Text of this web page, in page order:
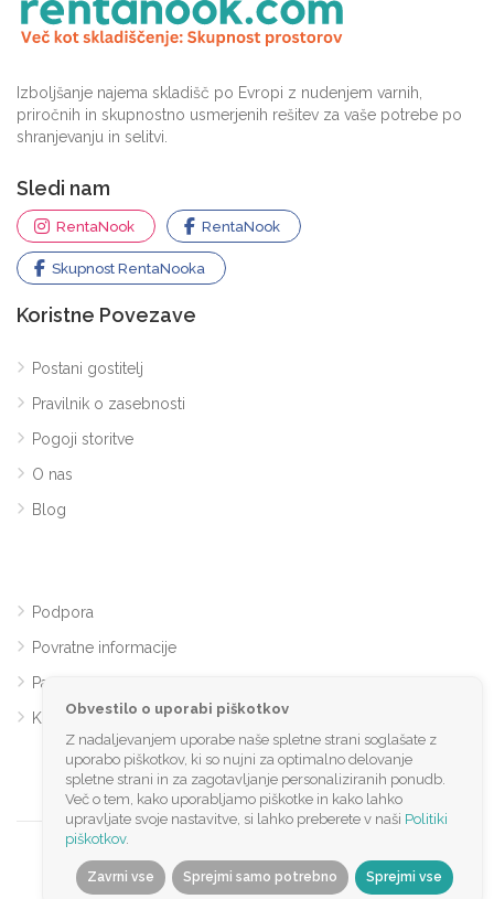
Izboljšanje najema skladišč po Evropi z nudenjem varnih,
priročnih in skupnostno usmerjenih rešitev za vaše potrebe po
shranjevanju in selitvi.
Sledi nam
RentaNook RentaNook
Skupnost RentaNooka
Koristne Povezave
Postani gostitelj
Pravilnik o zasebnosti
Pogoji storitve
O nas
Blog
Podpora
Povratne informacije
Partnersko sodelovanje
Kontakt
©️2024 Rentanook.com. Vse pravice pridržane
Obvestilo o uporabi piškotkov
Z nadaljevanjem uporabe naše spletne strani soglašate z
uporabo piškotkov, ki so nujni za optimalno delovanje
spletne strani in za zagotavljanje personaliziranih ponudb.
Več o tem, kako uporabljamo piškotke in kako lahko
upravljate svoje nastavitve, si lahko preberete v naši Politiki
piškotkov.
Zavrni vse Sprejmi samo potrebno Sprejmi vse